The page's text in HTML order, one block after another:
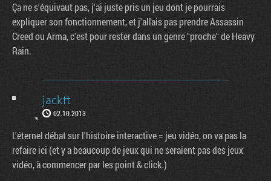
Ça ne s'équivaut pas, j'ai juste pris un jeu dont je pourrais
expliquer son fonctionnement, et j'allais pas prendre Assassin
Creed ou Arma, c'est pour rester dans un genre "proche" de Heavy
Rain.
jackft
02.10.2013
L'éternel débat sur l'histoire interactive = jeu vidéo, on va pas la
refaire ici (et y a beaucoup de jeux qui ne seraient pas des jeux
vidéo, à commencer par les point & click.)